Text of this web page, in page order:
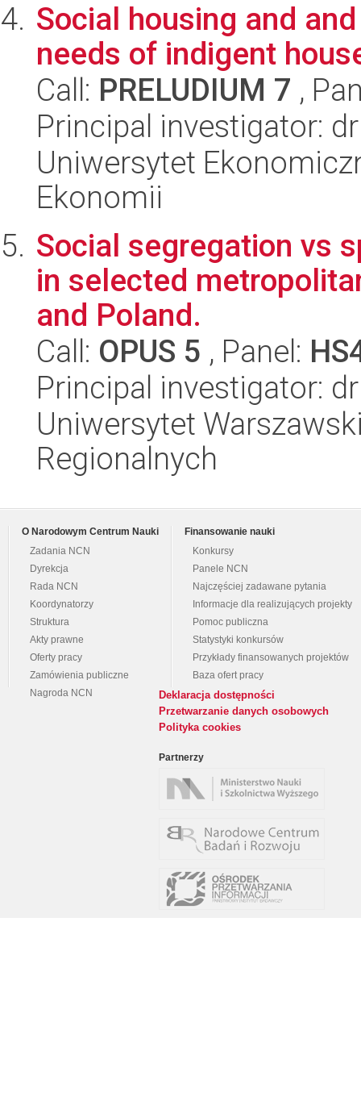
Social housing and
needs of indigent
Call: PRELUDIUM 7 ,
Principal investigator:
Uniwersytet
Ekonomii
Social segregation vs
in selected
and Poland.
Call: OPUS 5 , Panel:
Principal investigator:
Uniwersytet
Regionalnych
O Narodowym Centrum Nauki
Zadania NCN
Dyrekcja
Rada NCN
Koordynatorzy
Struktura
Akty prawne
Oferty pracy
Zamówienia publiczne
Nagroda NCN
Finansowanie nauki
Konkursy
Panele NCN
Najczęściej zadawane pytania
Informacje dla realizujących projekty
Pomoc publiczna
Statystyki konkursów
Przykłady finansowanych projektów
Baza ofert pracy
Deklaracja dostępności
Przetwarzanie danych osobowych
Polityka cookies
Partnerzy